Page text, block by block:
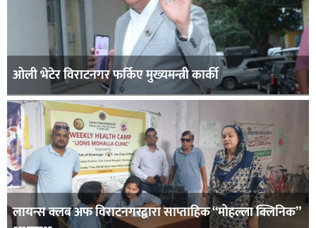
ओली भेटेर विराटनगर फर्किए मुख्यमन्त्री कार्की
लायन्स क्लब अफ विराटनगरद्वारा साप्ताहिक “मोहल्ला क्लिनिक”